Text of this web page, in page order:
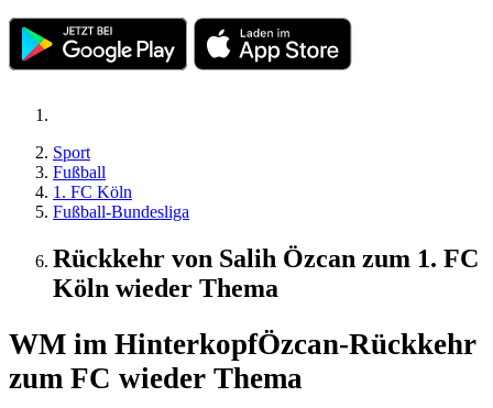
Sport
Fußball
1. FC Köln
Fußball-Bundesliga
Rückkehr von Salih Özcan zum 1. FC
Köln wieder Thema
WM im HinterkopfÖzcan-Rückkehr
zum FC wieder Thema